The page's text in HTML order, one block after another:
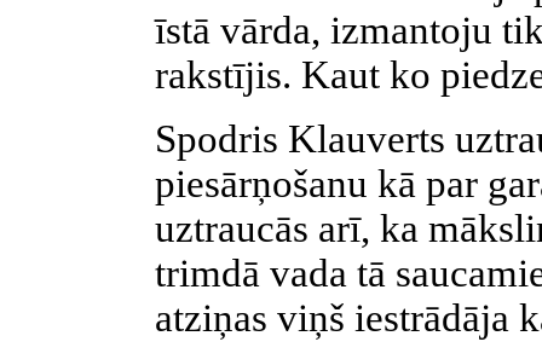
īstā vārda, izmantoju
rakstījis. Kaut ko
Spodris Klauverts
piesārņošanu kā par
uztraucās arī, ka
trimdā vada tā
atziņas viņš iestrādāja